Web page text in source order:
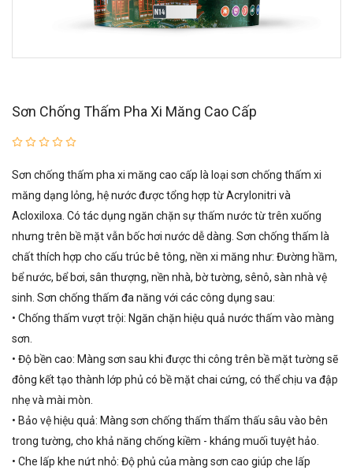
Sơn Chống Thấm Pha Xi Măng Cao Cấp
Sơn chống thấm pha xi măng cao cấp là loại sơn chống thấm xi
măng dạng lỏng, hệ nước được tổng hợp từ Acrylonitri và
Acloxiloxa. Có tác dụng ngăn chặn sự thấm nước từ trên xuống
nhưng trên bề mặt vẫn bốc hơi nước dễ dàng. Sơn chống thấm là
chất thích hợp cho cấu trúc bê tông, nền xi măng như: Đường hầm,
bể nước, bể bơi, sân thượng, nền nhà, bờ tường, sênô, sàn nhà vệ
sinh. Sơn chống thấm đa năng với các công dụng sau:
• Chống thấm vượt trội: Ngăn chặn hiệu quả nước thấm vào màng
sơn.
• Độ bền cao: Màng sơn sau khi được thi công trên bề mặt tường sẽ
đông kết tạo thành lớp phủ có bề mặt chai cứng, có thể chịu va đập
nhẹ và mài mòn.
• Bảo vệ hiệu quả: Màng sơn chống thấm thẩm thấu sâu vào bên
trong tường, cho khả năng chống kiềm - kháng muối tuyệt hảo.
• Che lấp khe nứt nhỏ: Độ phủ của màng sơn cao giúp che lấp